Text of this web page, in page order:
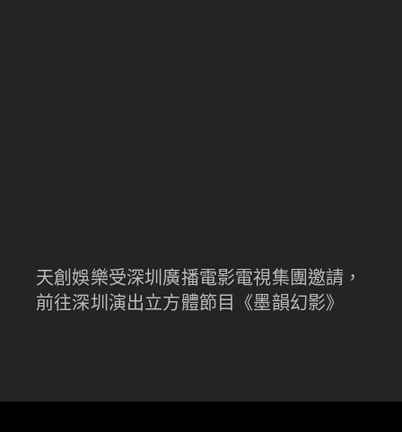
天創娛樂受深圳廣播電影電視集團邀請，
前往深圳演出立方體節目《墨韻幻影》